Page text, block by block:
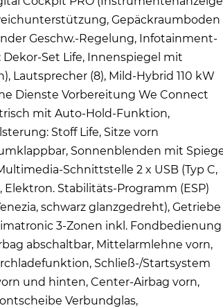
Gepäckraumboden
Geschw.-Regelung, Infotainment-
Set Life, Innenspiegel mit
Lautsprecher (8), Mild-Hybrid 110 kW
Dienste Vorbereitung We Connect
mit Auto-Hold-Funktion,
Stoff Life, Sitze vorn
Sonnenblenden mit
Schnittstelle 2 x USB (Typ C,
Stabilitäts-Programm (ESP)
schwarz glanzgedreht), Getriebe
3-Zonen inkl. Fondbedienung
abschaltbar, Mittelarmlehne vorn,
Schließ-/Startsystem
und hinten, Center-Airbag vorn,
Verbundglas,